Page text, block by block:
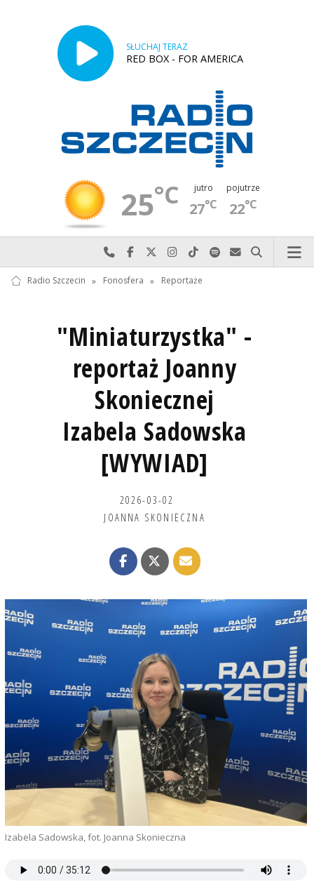
SŁUCHAJ TERAZ
RED BOX - FOR AMERICA
25°C jutro
27°C
pojutrze
22°C
Najlepiej po prostu do nas zadzwoń
Odwiedź nas na Facebook-u
Odwiedź nas na X
Odwiedź nas na Instagram-ie
Odwiedź nas na TikTok-u
Szukaj nas na Spotify
Wyślij do nas
Szukaj
Radio Szczecin » Fonosfera » Reportaże
"Miniaturzystka" -
reportaż Joanny
Skoniecznej
Izabela Sadowska
[WYWIAD]
2026-03-02
JOANNA SKONIECZNA
Izabela Sadowska, fot. Joanna Skonieczna